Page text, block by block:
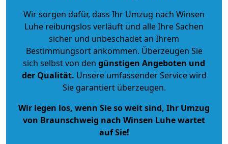
Wir sorgen dafür, dass Ihr Umzug nach Winsen
Luhe reibungslos verläuft und alle Ihre Sachen
sicher und unbeschadet an Ihrem
Bestimmungsort ankommen. Überzeugen Sie
sich selbst von den günstigen Angeboten und
der Qualität. Unsere umfassender Service wird
Sie garantiert überzeugen.
Wir legen los, wenn Sie so weit sind, Ihr Umzug
von Braunschweig nach Winsen Luhe wartet
auf Sie!